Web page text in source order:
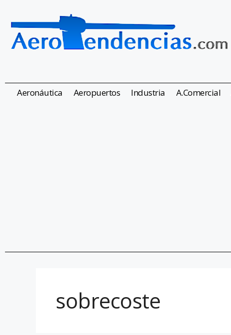
Aeronáutica Aeropuertos Industria A.Comercial
sobrecoste